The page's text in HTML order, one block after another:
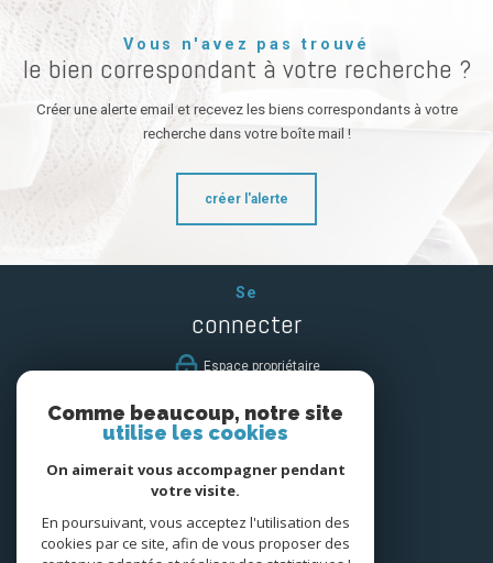
Vous n'avez pas trouvé
le bien correspondant à votre recherche ?
Créer une alerte email et recevez les biens correspondants à votre
recherche dans votre boîte mail !
créer l'alerte
Se
connecter
espace propriétaire
Nous
Nous
Comme beaucoup, notre site
utilise les cookies
On aimerait vous accompagner pendant
votre visite.
En poursuivant, vous acceptez l'utilisation des
cookies par ce site, afin de vous proposer des